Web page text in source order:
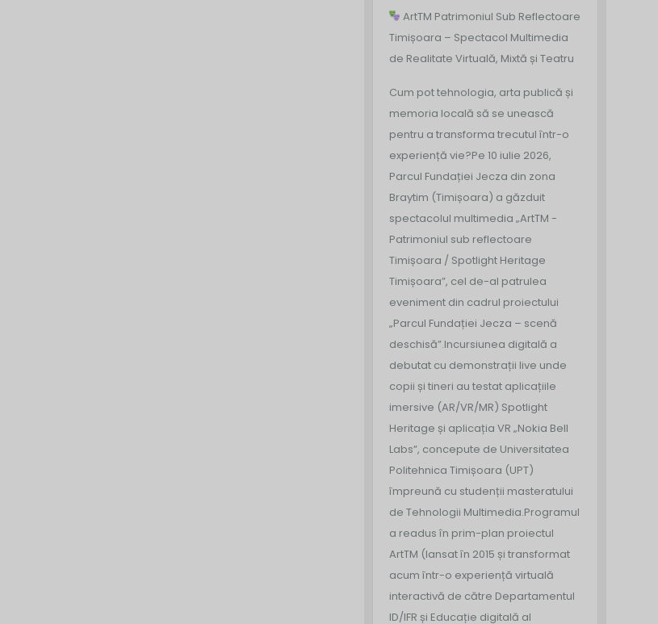
ArtTM Patrimoniul Sub Reflectoare
Timișoara – Spectacol Multimedia
de Realitate Virtuală, Mixtă și Teatru
Cum pot tehnologia, arta publică și
memoria locală să se unească
pentru a transforma trecutul într-o
experiență vie?Pe 10 iulie 2026,
Parcul Fundației Jecza din zona
Braytim (Timișoara) a găzduit
spectacolul multimedia „ArtTM -
Patrimoniul sub reflectoare
Timișoara / Spotlight Heritage
Timișoara”, cel de-al patrulea
eveniment din cadrul proiectului
„Parcul Fundației Jecza – scenă
deschisă”.Incursiunea digitală a
debutat cu demonstrații live unde
copii și tineri au testat aplicațiile
imersive (AR/VR/MR) Spotlight
Heritage și aplicația VR „Nokia Bell
Labs”, concepute de Universitatea
Politehnica Timișoara (UPT)
împreună cu studenții masteratului
de Tehnologii Multimedia.Programul
a readus în prim-plan proiectul
ArtTM (lansat în 2015 și transformat
acum într-o experiență virtuală
interactivă de către Departamentul
ID/IFR și Educație digitală al